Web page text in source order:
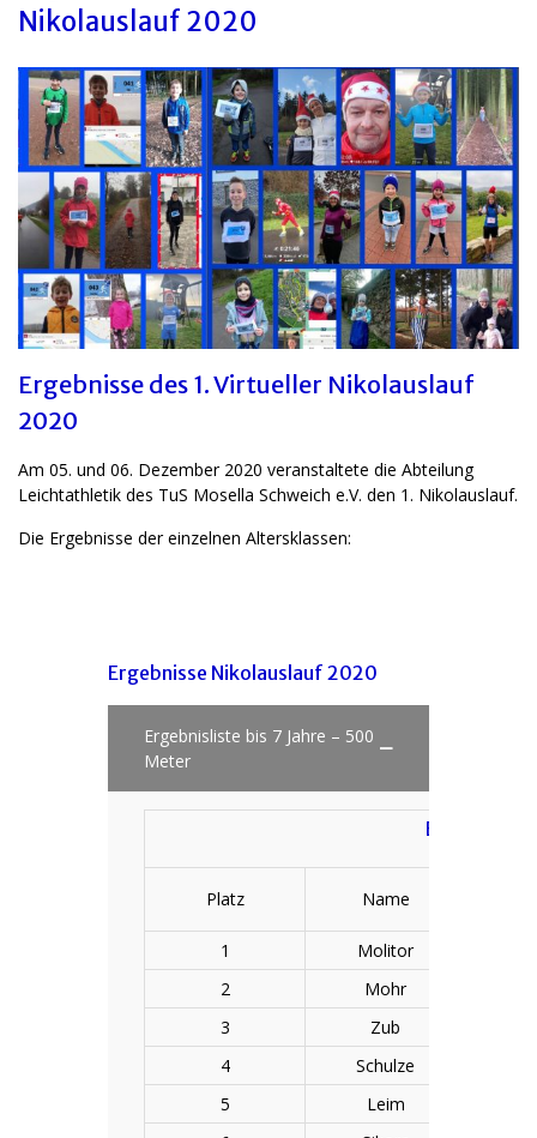
Nikolauslauf 2020
Ergebnisse des 1. Virtueller Nikolauslauf
2020
Am 05. und 06. Dezember 2020 veranstaltete die Abteilung
Leichtathletik des TuS Mosella Schweich e.V. den 1. Nikolauslauf.
Die Ergebnisse der einzelnen Altersklassen:
Ergebnisse Nikolauslauf 2020
Ergebnisliste bis 7 Jahre – 500
Meter
Platz Name
1 Molitor
2
Mohr
3
Zub
4
Schulze
5
Leim